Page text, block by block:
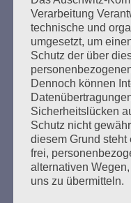
Den Faschismus an
frei und offen die
dennoch voller
der Anderen – das
denen die
nicht scheitern darf.
Esther Bejarano - 24.
Verarbeitung
technische und
umgesetzt, um
Schutz der über
Dennoch können
Sicherheitslücken
Schutz nicht
diesem Grund steht
frei,
alternativen
uns zu übermitteln.